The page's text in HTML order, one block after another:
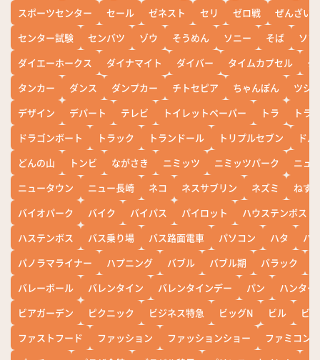
スポーツセンター
セール ゼネスト セリ ゼロ戦
ぜんざい
センター試験
センバツ ゾウ そうめん ソニー そば
ソ
ダイエーホークス
ダイナマイト ダイバー タイムカプセル
タ
タンカー
ダンス ダンプカー チトセピア ちゃんぽん
ツシ
デザイン
デパート テレビ トイレットペーパー トラ
トラ
ドラゴンボート
トラック トランドール トリプルセブン
ド
どんの山
トンビ ながさき ニミッツ ニミッツパーク
ニュ
ニュータウン
ニュー長崎 ネコ ネスサブリン ネズミ
ねず
バイオパーク
バイク バイパス パイロット
ハウステンボス
ハステンボス
バス乗り場 バス路面電車 パソコン ハタ
ハ
パノラマライナー
ハプニング バブル バブル期 バラック
バレーボール
バレンタイン バレンタインデー パン
ハンター
ビアガーデン
ピクニック ビジネス特急 ビッグN ビル
ビワ
ファストフード
ファッション ファッションショー
ファミコン